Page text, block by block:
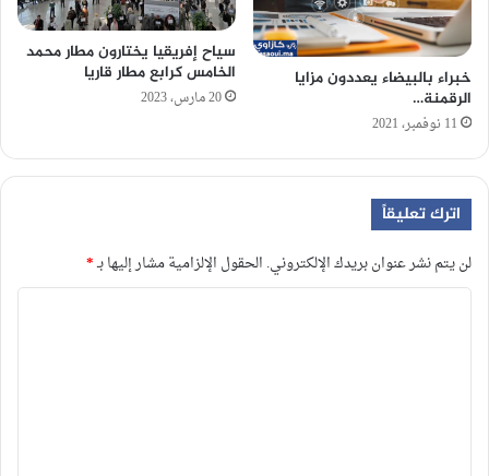
خبراء بالبيضاء يعددون مزايا
الرقمنة…
11 نوفمبر، 2021
سياح إفريقيا يختارون مطار محمد
الخامس كرابع مطار قاريا
20 مارس، 2023
اترك تعليقاً
لن يتم نشر عنوان بريدك الإلكتروني. الحقول الإلزامية مشار إليها بـ*